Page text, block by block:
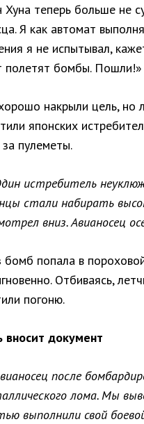
Хуна теперь больше не
Я как автомат
я не испытывал,
полетят бомбы. Пошли!»
накрыли цель, но
японских
за пулеметы.
истребитель
стали набирать
вниз. Авианосец
бомб попала в
Отбиваясь,
погоню.
вносит документ
после
лома. Мы
выполнили свой